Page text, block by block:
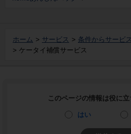
ホーム サービス
条件からサービ
ケータイ補償サービス
このページの情報は役に立
はい